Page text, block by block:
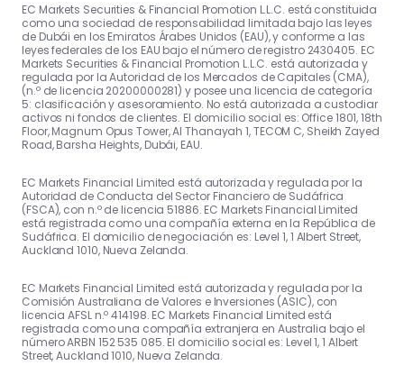
EC Markets Securities & Financial Promotion L.L.C. está constituida
como una sociedad de responsabilidad limitada bajo las leyes
de Dubái en los Emiratos Árabes Unidos (EAU), y conforme a las
leyes federales de los EAU bajo el número de registro 2430405. EC
Markets Securities & Financial Promotion L.L.C. está autorizada y
regulada por la Autoridad de los Mercados de Capitales (CMA),
(n.º de licencia 20200000281) y posee una licencia de categoría
5: clasificación y asesoramiento. No está autorizada a custodiar
activos ni fondos de clientes. El domicilio social es: Office 1801, 18th
Floor, Magnum Opus Tower, Al Thanayah 1, TECOM C, Sheikh Zayed
Road, Barsha Heights, Dubái, EAU.
EC Markets Financial Limited está autorizada y regulada por la
Autoridad de Conducta del Sector Financiero de Sudáfrica
(FSCA), con n.º de licencia 51886. EC Markets Financial Limited
está registrada como una compañía externa en la República de
Sudáfrica. El domicilio de negociación es: Level 1, 1 Albert Street,
Auckland 1010, Nueva Zelanda.
EC Markets Financial Limited está autorizada y regulada por la
Comisión Australiana de Valores e Inversiones (ASIC), con
licencia AFSL n.º 414198. EC Markets Financial Limited está
registrada como una compañía extranjera en Australia bajo el
número ARBN 152 535 085. El domicilio social es: Level 1, 1 Albert
Street, Auckland 1010, Nueva Zelanda.